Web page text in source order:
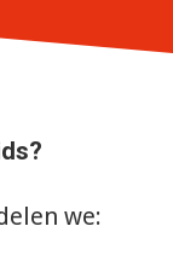
we: